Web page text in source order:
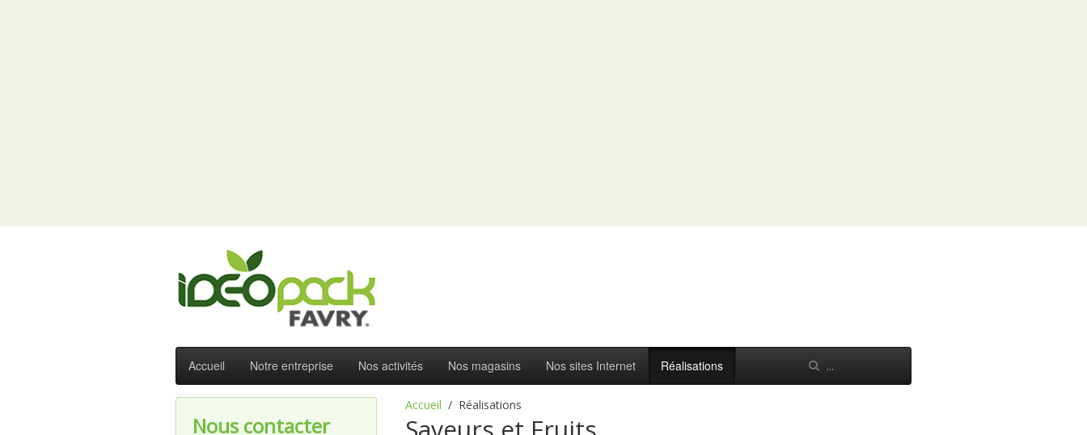
Accueil Notre entreprise Nos activités Nos magasins Nos sites Internet Réalisations
Accueil Réalisations
Nous contacter